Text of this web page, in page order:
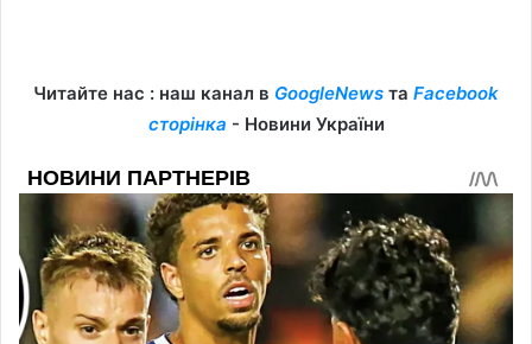
Читайте нас : наш канал в GoogleNews та Facebook
сторінка - Новини України